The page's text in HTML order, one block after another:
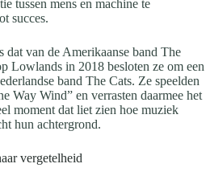
tussen mens en machine te
succes.
dat van de Amerikaanse band The
Lowlands in 2018 besloten ze om een
band The Cats. Ze speelden
Way Wind” en verrasten daarmee het
moment dat liet zien hoe muziek
hun achtergrond.
vergetelheid